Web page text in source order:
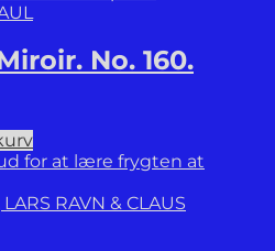
No. 160.
RAVN & CLAUS